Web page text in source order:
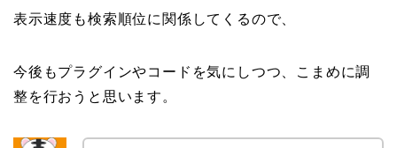
表示速度も検索順位に関係してくるので、
今後もプラグインやコードを気にしつつ、こまめに調
整を行おうと思います。